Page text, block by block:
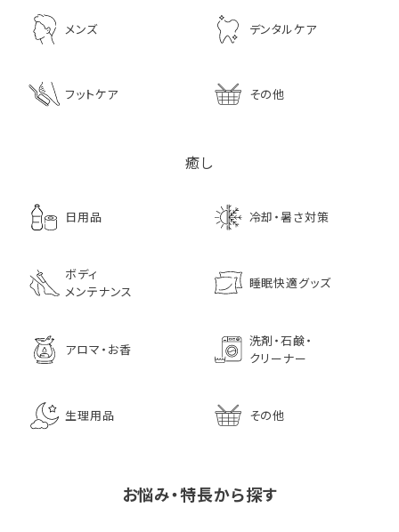
メンズ デンタルケア
フットケア その他
癒し
日用品 冷却・暑さ対策
ボディ
メンテナンス
睡眠快適グッズ
アロマ・お香
洗剤・石鹸・
クリーナー
生理用品 その他
お悩み・特長から探す